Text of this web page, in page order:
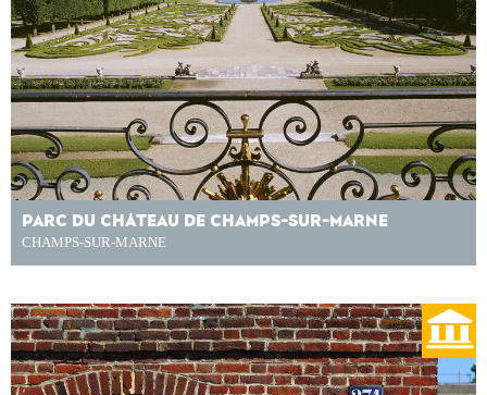
PARC DU CHÂTEAU DE CHAMPS-SUR-MARNE
CHAMPS-SUR-MARNE